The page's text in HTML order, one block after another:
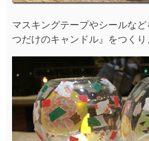
マスキングテープやシールな
つだけのキャンドル』をつくり